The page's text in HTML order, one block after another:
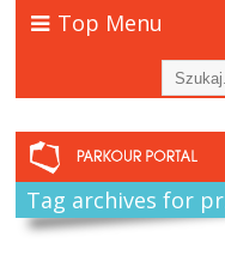
Top Menu
Tag archives for